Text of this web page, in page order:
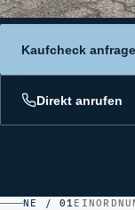
Kaufcheck
Direkt anrufen
NE / 01